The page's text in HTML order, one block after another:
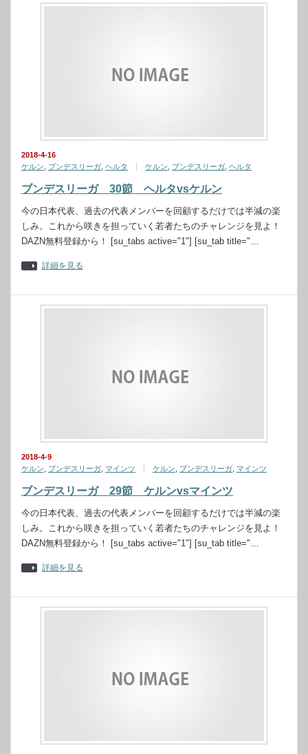
2018-4-16
ケルン
ブンデスリーガ ヘルタ ケルン ブンデスリーガ ヘルタ
ブンデスリーガ 30節 ヘルタvsケルン
今の日本代表、過去の代表メンバーを回顧するだけでは半減の楽
しみ。これから咲きを担っていく若者たちのチャレンジを見よ！
DAZN無料登録から！ [su_tabs active="1"] [su_tab title="…
詳細を見る
2018-4-9
ケルン
ブンデスリーガ マインツ ケルン ブンデスリーガ マインツ
ブンデスリーガ 29節 ケルンvsマインツ
今の日本代表、過去の代表メンバーを回顧するだけでは半減の楽
しみ。これから咲きを担っていく若者たちのチャレンジを見よ！
DAZN無料登録から！ [su_tabs active="1"] [su_tab title="…
詳細を見る